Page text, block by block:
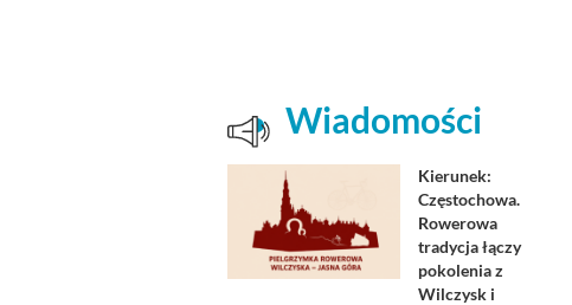
Wiadomości
Kierunek:
Częstochowa.
Rowerowa
tradycja łączy
pokolenia z
Wilczysk i